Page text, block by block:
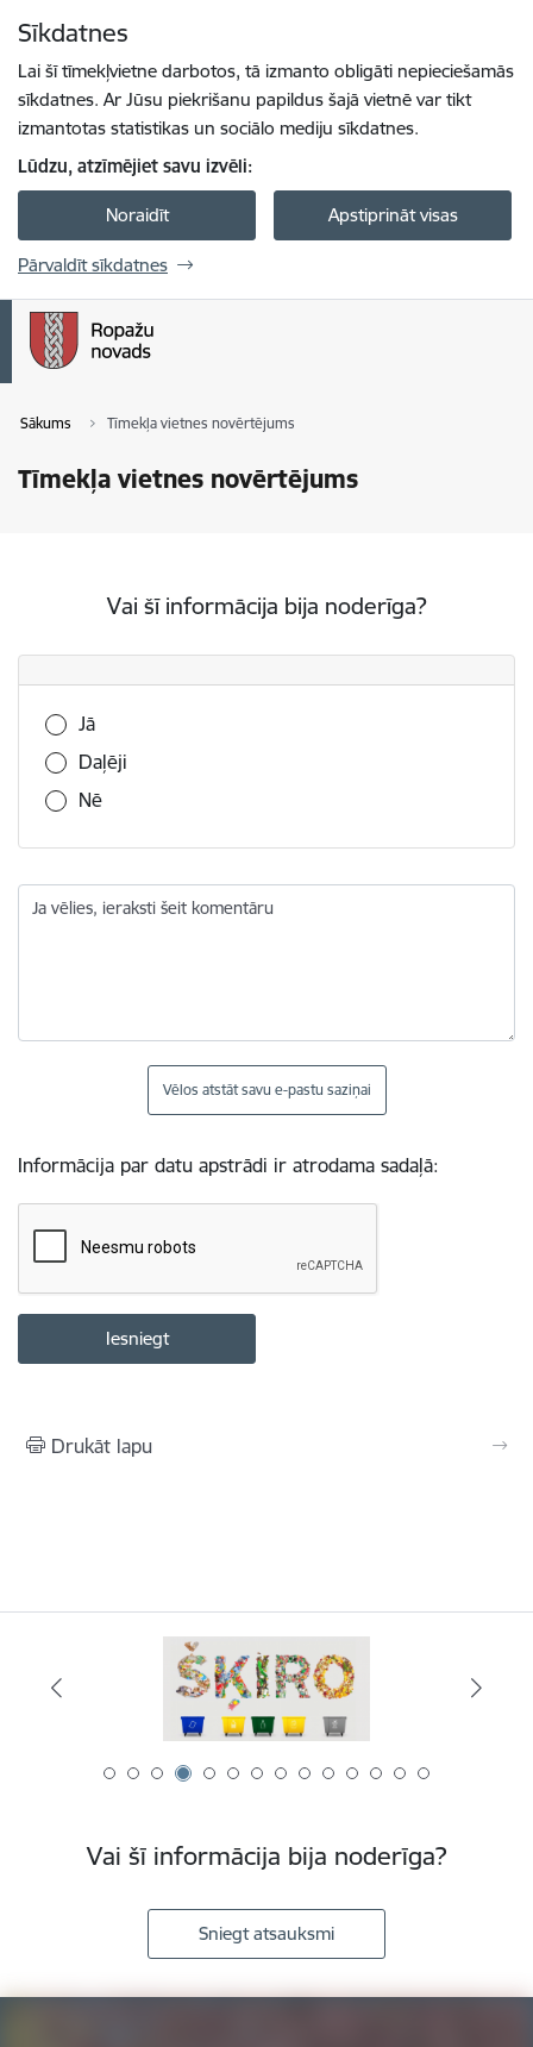
Sīkdatnes
Lai šī tīmekļvietne darbotos, tā izmanto obligāti nepieciešamās
sīkdatnes. Ar Jūsu piekrišanu papildus šajā vietnē var tikt
izmantotas statistikas un sociālo mediju sīkdatnes.
Lūdzu, atzīmējiet savu izvēli:
Noraidīt Apstiprināt visas
Pārvaldīt sīkdatnes
Sākums Tīmekļa vietnes novērtējums
Tīmekļa vietnes novērtējums
Vai šī informācija bija noderīga?
Vai šī informācija bija noderīga?
Jā
Daļēji
Nē
Ja vēlies, ieraksti šeit komentāru
Vēlos atstāt savu e-pastu saziņai
Informācija par datu apstrādi ir atrodama sadaļā:
Drukāt lapu
Vai šī informācija bija noderīga?
Sniegt atsauksmi